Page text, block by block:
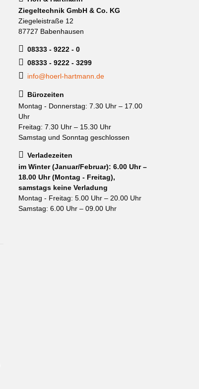
Ziegeltechnik GmbH & Co. KG
Ziegeleistraße 12
87727 Babenhausen
08333 - 9222 - 0
08333 - 9222 - 3299
info@hoerl-hartmann.de
Bürozeiten
Montag - Donnerstag: 7.30 Uhr – 17.00
Uhr
Freitag: 7.30 Uhr – 15.30 Uhr
Samstag und Sonntag geschlossen
Verladezeiten
im Winter (Januar/Februar): 6.00 Uhr –
18.00 Uhr (Montag - Freitag),
samstags keine Verladung
Montag - Freitag: 5.00 Uhr – 20.00 Uhr
Samstag: 6.00 Uhr – 09.00 Uhr